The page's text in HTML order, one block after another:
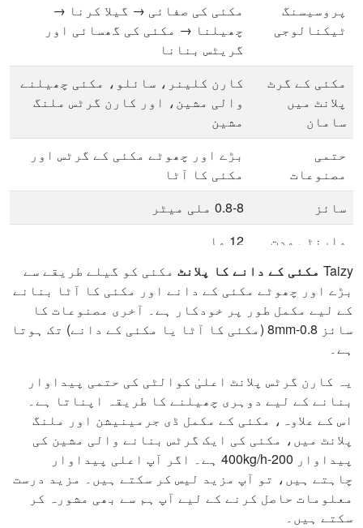
پروسیسنگ
ٹیکنالوجی
مکئی کی صفائی → گیلا کرنا →
چھیلنا → مکئی کی گھسائی اور
گریٹس بنانا
مکئی کے گرٹ
پلانٹ میں
سامان
کارن کلینر، سائلو، مکئی چھیلنے
والی مشین، اور کارن گرٹس ملنگ
مشین
حتمی
مصنوعات
بڑے اور چھوٹے مکئی کے گرٹس اور
مکئی کا آٹا
سائز
0.8-8 ملی میٹر
وارنٹی مدت
12 ماہ
برانڈ
تائیزی Taizy مکئی کے دانے کا پلانٹ مکئی کو گیلے طریقے سے
بڑے اور چھوٹے مکئی کے دانے اور مکئی کا آٹا بنانے
کے لیے مکمل طور پر خودکار ہے۔ آخری مصنوعات کا
سائز 0.8-8mm (مکئی کا آٹا یا مکئی کے دانے) تک ہوتا
ہے۔
یہ کارن گرٹس پلانٹ اعلیٰ کوالٹی کی حتمی پیداوار
بنانے کے لیے دوہری چھیلنے کا طریقہ اپناتا ہے۔
اس کے علاوہ، مکئی کے مکمل ڈی جرمینیشن اور ملنگ
پلانٹ میں، مکئی کی ایک گرٹس بنانے والی مشین کی
پیداوار 200-400kg/h ہے۔ اگر آپ اعلی پیداوار
چاہتے ہیں، تو آپ مزید لیس کر سکتے ہیں۔ مزید درست
معلومات حاصل کرنے کے لیے آپ ہم سے بھی مشورہ کر
سکتے ہیں۔